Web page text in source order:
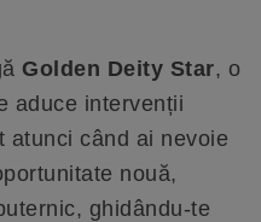
Golden Deity Star, o
aduce intervenții
atunci când ai nevoie
nouă,
ghidându-te